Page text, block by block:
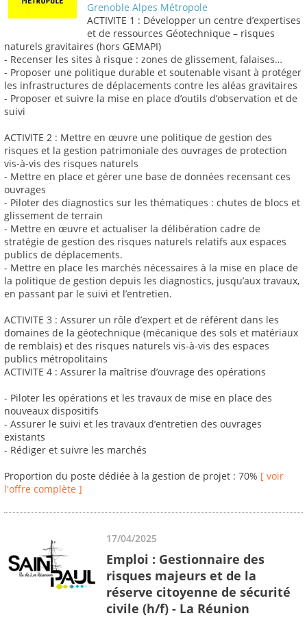
Grenoble Alpes Métropole
ACTIVITE 1 : Développer un centre d’expertises
et de ressources Géotechnique – risques
naturels gravitaires (hors GEMAPI)
- Recenser les sites à risque : zones de glissement, falaises…
- Proposer une politique durable et soutenable visant à protéger
les infrastructures de déplacements contre les aléas gravitaires
- Proposer et suivre la mise en place d’outils d’observation et de
suivi
ACTIVITE 2 : Mettre en œuvre une politique de gestion des
risques et la gestion patrimoniale des ouvrages de protection
vis-à-vis des risques naturels
- Mettre en place et gérer une base de données recensant ces
ouvrages
- Piloter des diagnostics sur les thématiques : chutes de blocs et
glissement de terrain
- Mettre en œuvre et actualiser la délibération cadre de
stratégie de gestion des risques naturels relatifs aux espaces
publics de déplacements.
- Mettre en place les marchés nécessaires à la mise en place de
la politique de gestion depuis les diagnostics, jusqu’aux travaux,
en passant par le suivi et l’entretien.
ACTIVITE 3 : Assurer un rôle d’expert et de référent dans les
domaines de la géotechnique (mécanique des sols et matériaux
de remblais) et des risques naturels vis-à-vis des espaces
publics métropolitains
ACTIVITE 4 : Assurer la maîtrise d’ouvrage des opérations
- Piloter les opérations et les travaux de mise en place des
nouveaux dispositifs
- Assurer le suivi et les travaux d’entretien des ouvrages
existants
- Rédiger et suivre les marchés
Proportion du poste dédiée à la gestion de projet : 70% [ voir
l'offre complète ]
17/04/2025
Emploi : Gestionnaire des
risques majeurs et de la
réserve citoyenne de sécurité
civile (h/f) - La Réunion